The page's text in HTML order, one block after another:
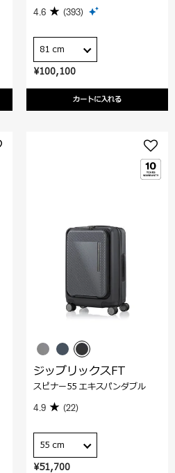
¥100,100
カートに入れる
4.6 (393)
81 cm
¥51,700
ジップリックスFT
スピナー55 エキスパンダブル
4.9 (22)
55 cm